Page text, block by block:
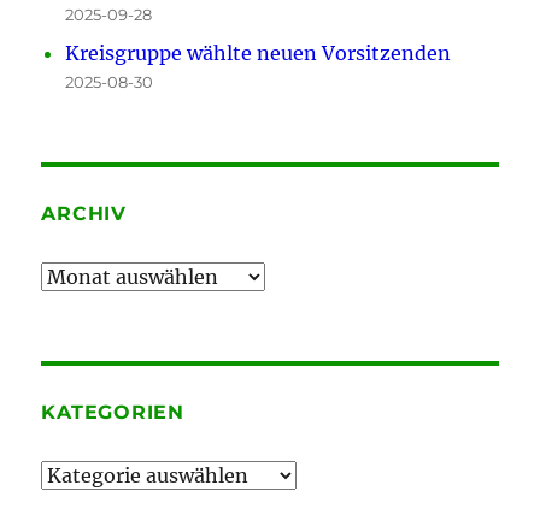
2025-09-28
Kreisgruppe wählte neuen Vorsitzenden
2025-08-30
ARCHIV
Archiv
KATEGORIEN
Kategorien